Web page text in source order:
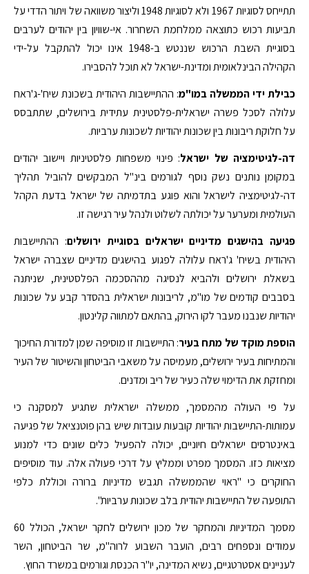
תתייחס לסוגיות 1967 ולא לסוגיות 1948 וליצור משוואה של ויתור הדדי על
תביעות רכוש כתוצאה ממלחמת השחרור. אי-שוויון בין יהודים לערבים
בסוגיית השבת הרכוש שננטש ב-1948 אינו יכול להתקבל על-ידי
הקהילה הבינלאומית ומדינת-ישראל לא תוכל להסבירו.
כבילת ידי הממשלה במו"מ: ההתיישבות היהודית בשכונת שיח'-ג'ראח
עלולה לסכל פשרה ישראלית-פלסטינית עתידית בירושלים, שתתבסס
על חלוקת ריבונות בין שכונות יהודיות לשכונות ערביות.
דה-לגיטימציה של ישראל: פינוי משפחות פלסטיניות ויישוב יהודים
במקומן נותנים נשק נוסף לגורמים בינ"ל המבקשים להוביל תהליך
דה-לגיטימציה לישראל והוא פוגע בתדמיתה של ישראל בדעת הקהל
העולמית ומערער על יכולתה לשלוט ולנהל עיר רגישה זו.
פגיעה בהישגים מדיניים ישראלים בסוגיית ירושלים: ההתיישבות
היהודית בשיח' ג'ראח עלולה לפגוע בהישגים מדיניים שצברה ישראל
בשאלת ירושלים ולהביא לנסיגה מההסכמה הפלסטינית, שניתנה
בסבבים קודמים של מו"מ, לריבונות ישראלית בהסדר קבע על שכונות
יהודיות שנבנו מעבר לקו הירוק, בהתאם למתווה קלינטון.
הוספת מוקד של מתח בעיר: התיישבות זו מוסיפה שמן למדורת החיכוך
והמתיחות בעיר ירושלים, מעמיסה על משאבי הביטחון והשיטור של העיר
ומחזקת את הדימוי שלה כעיר של ריב ומדנים.
על פי העולה מהמסמך, ממשלה ישראלית שתגיע למסקנה כי
עמותות-התיישבות יהודיות קובעות עובדות שיש בהן פוטנציאל של פגיעה
באינטרסים ישראלים חיוניים, יכולה להפעיל כלים שונים כדי למנוע
מציאות כזו. המסמך מפרט וממליץ על דרכי פעולה אלה. עוד מוסיפים
החוקרים כי "ראוי שהממשלה תגבש מדיניות ברורה וכוללת כלפי
התופעה של התיישבות יהודית בלב שכונות ערביות".
מסמך המדיניות והמחקר של מכון ירושלים לחקר ישראל, הכולל 60
עמודים ונספחים רבים, הועבר השבוע לרוה"מ, שר הביטחון, השר
לעניינים אסטרטגיים, נשיא המדינה, יו"ר הכנסת וגורמים במשרד החוץ.